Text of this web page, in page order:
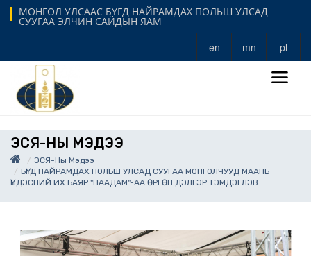
МОНГОЛ УЛСААС БҮГД НАЙРАМДАХ ПОЛЬШ УЛСАД
СУУГАА ЭЛЧИН САЙДЫН ЯАМ
en mn pl
ЭСЯ-НЫ МЭДЭЭ
ЭСЯ-Ны Мэдээ
БҮГД НАЙРАМДАХ ПОЛЬШ УЛСАД СУУГАА МОНГОЛЧУУД МААНЬ
ҮНДЭСНИЙ ИХ БАЯР "НААДАМ"-АА ӨРГӨН ДЭЛГЭР ТЭМДЭГЛЭВ